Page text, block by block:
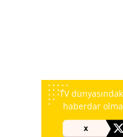
TV
haberdar